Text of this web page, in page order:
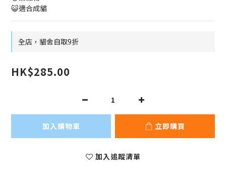
😺適合成貓
全店，貓舍自取9折
HK$285.00
加入購物車 立即購買
加入追蹤清單